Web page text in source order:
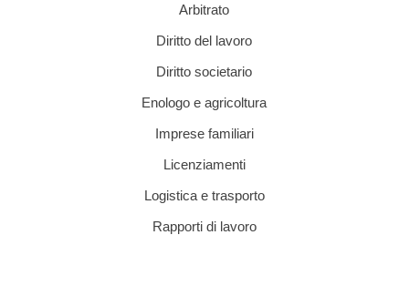
Arbitrato
Diritto del lavoro
Diritto societario
Enologo e agricoltura
Imprese familiari
Licenziamenti
Logistica e trasporto
Rapporti di lavoro